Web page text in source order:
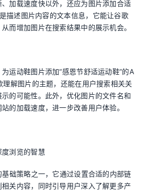
加载速度快以外，还应为图片添加合适
描述图片内容的文本信息，它能让谷歌
而增加图片在搜索结果中的展示机会。
运动鞋图片添加“感恩节舒适运动鞋”的A
理解图片的主题，还能在用户搜索相关关
的可能性。此外，优化图片的文件名和
的加载速度，进一步改善用户体验。
浏览的智慧
础策略之一，它通过设置合适的内部链
关内容，同时引导用户深入了解更多产